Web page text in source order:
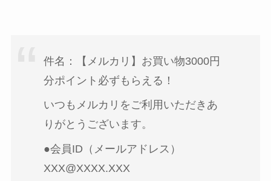
件名：【メルカリ】お買い物3000円
分ポイント必ずもらえる！
いつもメルカリをご利用いただきあ
りがとうございます。
●会員ID（メールアドレス）
XXX@XXXX.XXX